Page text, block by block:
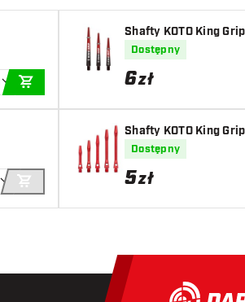
DODAJ DO KOSZYKA
Shafty KOTO King
Dostępny
6zł
Shafty KOTO King
Dostępny
5zł